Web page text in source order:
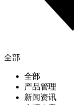
全部
全部
产品管理
新闻资讯